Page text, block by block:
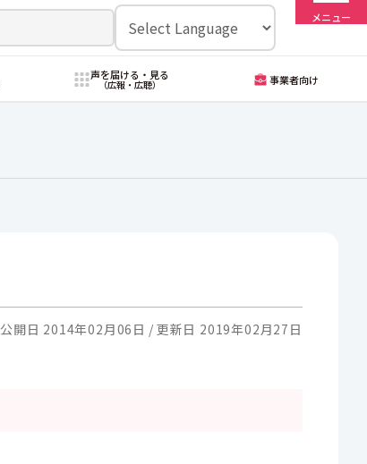
メニュー
声を届ける・見る
（広報・広聴） 事業者向け
公開日 2014年02月06日 更新日 2019年02月27日